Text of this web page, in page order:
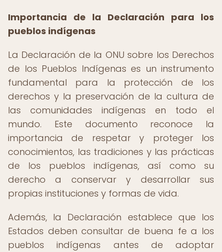
Importancia de la Declaración para los
pueblos indígenas
La Declaración de la ONU sobre los Derechos
de los Pueblos Indígenas es un instrumento
fundamental para la protección de los
derechos y la preservación de la cultura de
las comunidades indígenas en todo el
mundo. Este documento reconoce la
importancia de respetar y proteger los
conocimientos, las tradiciones y las prácticas
de los pueblos indígenas, así como su
derecho a conservar y desarrollar sus
propias instituciones y formas de vida.
Además, la Declaración establece que los
Estados deben consultar de buena fe a los
pueblos indígenas antes de adoptar